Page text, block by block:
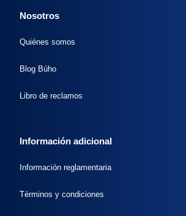
Nosotros
Quiénes somos
Blog Búho
Libro de reclamos
Información adicional
Información reglamentaria
Términos y condiciones